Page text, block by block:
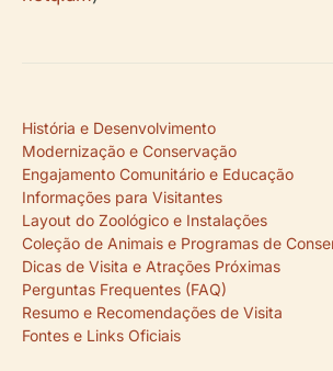
História e Desenvolvimento
Modernização e Conservação
Engajamento Comunitário e Educação
Informações para Visitantes
Layout do Zoológico e Instalações
Coleção de Animais e Programas de
Dicas de Visita e Atrações Próximas
Perguntas Frequentes (FAQ)
Resumo e Recomendações de Visita
Fontes e Links Oficiais